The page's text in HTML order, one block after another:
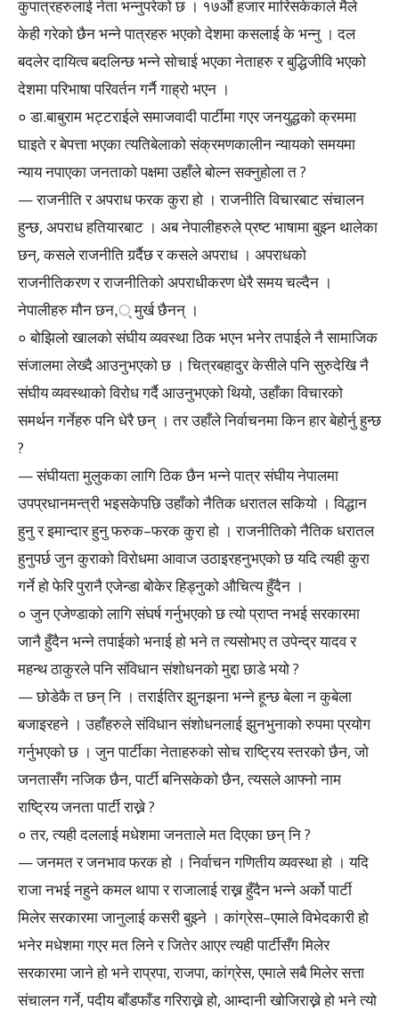
कुपात्रहरुलाई नेता भन्नुपरेको छ । १७औं हजार मारिसकेकाले मैले
केही गरेको छैन भन्ने पात्रहरु भएको देशमा कसलाई के भन्नु । दल
बदलेर दायित्व बदलिन्छ भन्ने सोचाई भएका नेताहरु र बुद्धिजीवि भएको
देशमा परिभाषा परिवर्तन गर्नै गाह्रो भएन ।
० डा.बाबुराम भट्टराईले समाजवादी पार्टीमा गएर जनयुद्धको क्रममा
घाइते र बेपत्ता भएका त्यतिबेलाको संक्रमणकालीन न्यायको समयमा
न्याय नपाएका जनताको पक्षमा उहाँले बोल्न सक्नुहोला त ?
— राजनीति र अपराध फरक कुरा हो । राजनीति विचारबाट संचालन
हुन्छ, अपराध हतियारबाट । अब नेपालीहरुले प्रष्ट भाषामा बुझ्न थालेका
छन्, कसले राजनीति गर्र्दैछ र कसले अपराध । अपराधको
राजनीतिकरण र राजनीतिको अपराधीकरण धेरै समय चल्दैन ।
नेपालीहरु मौन छन,् मुर्ख छैनन् ।
० बोझिलो खालको संघीय व्यवस्था ठिक भएन भनेर तपाईले नै सामाजिक
संजालमा लेख्दै आउनुभएको छ । चित्रबहादुर केसीले पनि सुरुदेखि नै
संघीय व्यवस्थाको विरोध गर्दै आउनुभएको थियो, उहाँका विचारको
समर्थन गर्नेहरु पनि धेरै छन् । तर उहाँले निर्वाचनमा किन हार बेहोर्नु हुन्छ
?
— संघीयता मुलुकका लागि ठिक छैन भन्ने पात्र संघीय नेपालमा
उपप्रधानमन्त्री भइसकेपछि उहाँको नैतिक धरातल सकियो । विद्धान
हुनु र इमान्दार हुनु फरुक–फरक कुरा हो । राजनीतिको नैतिक धरातल
हुनुपर्छ जुन कुराको विरोधमा आवाज उठाइरहनुभएको छ यदि त्यही कुरा
गर्ने हो फेरि पुरानै एजेन्डा बोकेर हिड्नुको औचित्य हुँदैन ।
० जुन एजेण्डाको लागि संघर्ष गर्नुभएको छ त्यो प्राप्त नभई सरकारमा
जानै हुँदैन भन्ने तपाईको भनाई हो भने त त्यसोभए त उपेन्द्र यादव र
महन्थ ठाकुरले पनि संविधान संशोधनको मुद्दा छाडे भयो ?
— छोडेकै त छन् नि । तराईतिर झुनझना भन्ने हून्छ बेला न कुबेला
बजाइरहने । उहाँहरुले संविधान संशोधनलाई झुनभुनाको रुपमा प्रयोग
गर्नुभएको छ । जुन पार्टीका नेताहरुको सोच राष्ट्रिय स्तरको छैन, जो
जनतासँग नजिक छैन, पार्टी बनिसकेको छैन, त्यसले आफ्नो नाम
राष्ट्रिय जनता पार्टी राख्ने ?
० तर, त्यही दललाई मधेशमा जनताले मत दिएका छन् नि ?
— जनमत र जनभाव फरक हो । निर्वाचन गणितीय व्यवस्था हो । यदि
राजा नभई नहुने कमल थापा र राजालाई राख्न हुँदैन भन्ने अर्को पार्टी
मिलेर सरकारमा जानुलाई कसरी बुझ्ने । कांग्रेस–एमाले विभेदकारी हो
भनेर मधेशमा गएर मत लिने र जितेर आएर त्यही पार्टीसँग मिलेर
सरकारमा जाने हो भने राप्रपा, राजपा, कांग्रेस, एमाले सबै मिलेर सत्ता
संचालन गर्ने, पदीय बाँडफाँड गरिराख्ने हो, आम्दानी खोजिराख्ने हो भने त्यो